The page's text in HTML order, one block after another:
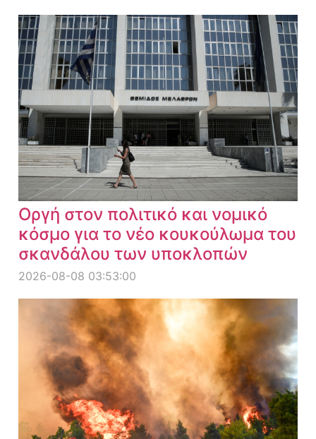
Οργή στον πολιτικό και νομικό
κόσμο για το νέο κουκούλωμα του
σκανδάλου των υποκλοπών
2026-08-08 03:53:00